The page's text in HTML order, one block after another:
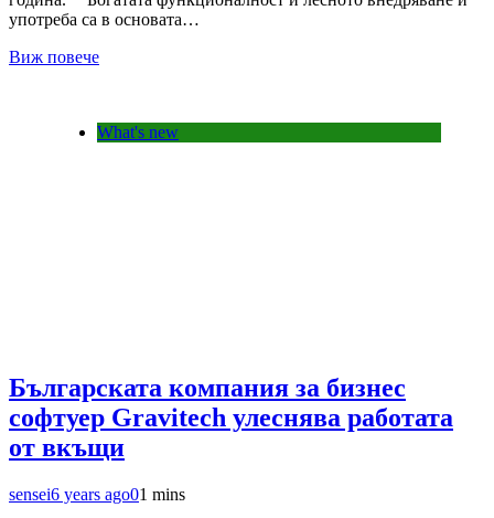
употреба са в основата…
Виж повече
What's new
Българската компания за бизнес
софтуер Gravitech улеснява работата
от вкъщи
sensei6 years ago01 mins